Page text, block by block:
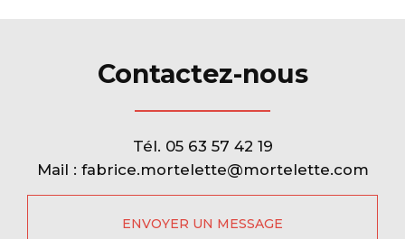
Contactez-nous
Tél. 05 63 57 42 19
Mail : fabrice.mortelette@mortelette.com
ENVOYER UN MESSAGE